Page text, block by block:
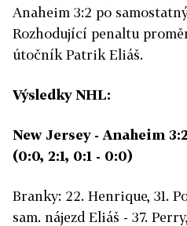
Anaheim 3:2 po
Rozhodující penaltu
útočník Patrik Eliáš.
Výsledky NHL:
New Jersey - Anaheim
(0:0, 2:1, 0:1 - 0:0)
Branky: 22. Henrique, 31.
sam. nájezd Eliáš - 37.